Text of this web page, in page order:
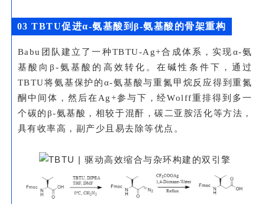
03 TBTU促进α-氨基酸到β-氨基酸的骨架重构
Babu团队建立了一种TBTU-Ag+合成体系，实现α-氨
基酸向β-氨基酸的高效转化。在碱性条件下，通过
TBTU将氨基保护的α-氨基酸与重氮甲烷反应得到重氮
酮中间体，然后在Ag+参与下，经Wolff重排得到多一
个碳的β-氨基酸，相较于混酐，碳二亚胺活化等方法，
具有收率高，副产少且易去除等优点。